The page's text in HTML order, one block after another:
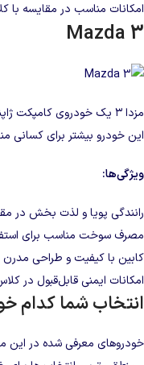
امکانات مناسب در مقایسه با
Mazda 3
مزدا ۳ یک خودروی
این خودرو بیشتر برای
ویژگی‌ها:
رانندگی پویا و لذت‌ بخش در
مصرف سوخت مناسب برای
کابین با کیفیت و طراحی مدرن
امکانات ایمنی قابل‌قبول در
انتخاب شما کدام
خودروهای معرفی‌ شده در این